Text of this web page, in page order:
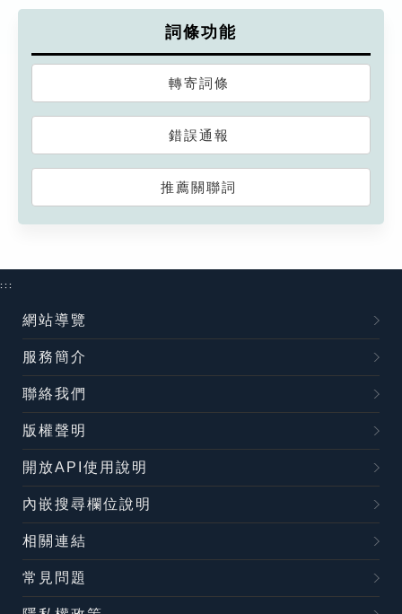
詞條功能
轉寄詞條
錯誤通報
推薦關聯詞
:::
網站導覽
服務簡介
聯絡我們
版權聲明
開放API使用說明
內嵌搜尋欄位說明
相關連結
常見問題